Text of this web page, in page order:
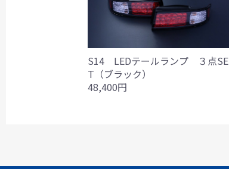
S14 LEDテールランプ ３点SE
T（ブラック）
48,400円